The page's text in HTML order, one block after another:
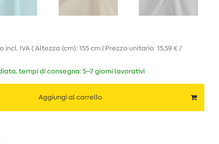
incl. IVA ( Altezza (cm): 155 cm | Prezzo unitario 15,59 € /
tempi di consegna: 5–7 giorni lavorativi
Aggiungi al carrello